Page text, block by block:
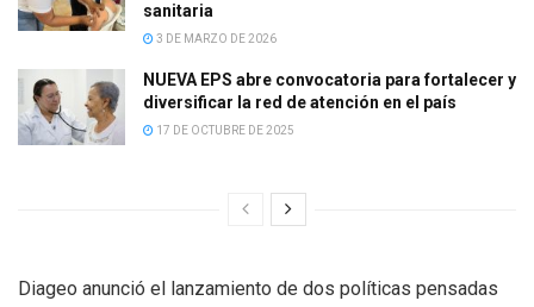
sanitaria
3 DE MARZO DE 2026
NUEVA EPS abre convocatoria para fortalecer y
diversificar la red de atención en el país
17 DE OCTUBRE DE 2025
Diageo anunció el lanzamiento de dos políticas pensadas